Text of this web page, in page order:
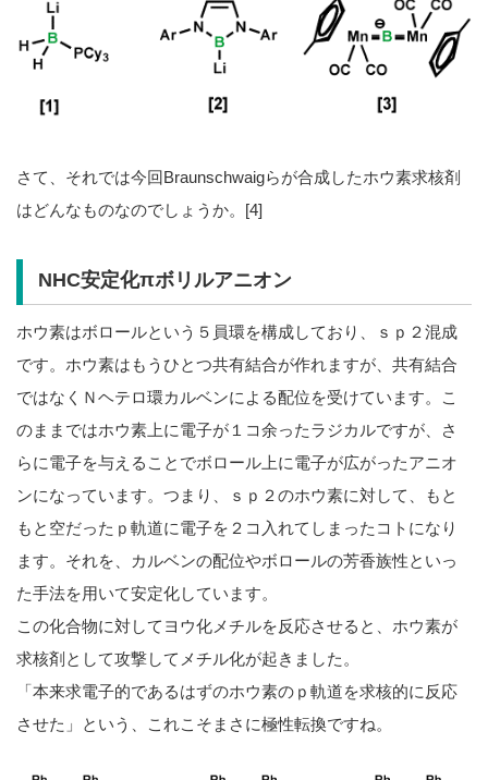
さて、それでは今回Braunschwaigらが合成したホウ素求核剤
はどんなものなのでしょうか。[4]
NHC安定化πボリルアニオン
ホウ素はボロールという５員環を構成しており、ｓｐ２混成
です。ホウ素はもうひとつ共有結合が作れますが、共有結合
ではなくＮヘテロ環カルベンによる配位を受けています。こ
のままではホウ素上に電子が１コ余ったラジカルですが、さ
らに電子を与えることでボロール上に電子が広がったアニオ
ンになっています。つまり、ｓｐ２のホウ素に対して、もと
もと空だったｐ軌道に電子を２コ入れてしまったコトになり
ます。それを、カルベンの配位やボロールの芳香族性といっ
た手法を用いて安定化しています。
この化合物に対してヨウ化メチルを反応させると、ホウ素が
求核剤として攻撃してメチル化が起きました。
「本来求電子的であるはずのホウ素のｐ軌道を求核的に反応
させた」という、これこそまさに極性転換ですね。